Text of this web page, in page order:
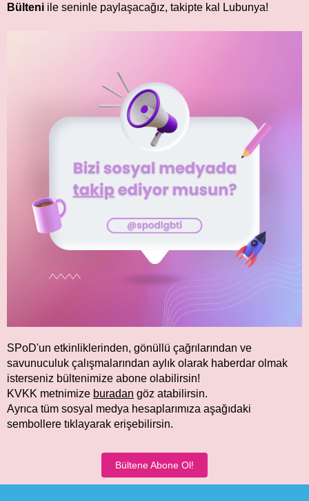
Bülteni ile seninle paylaşacağız, takipte kal Lubunya!
SPoD'un etkinliklerinden, gönüllü çağrılarından ve
savunuculuk çalışmalarından aylık olarak haberdar olmak
isterseniz bültenimize abone olabilirsin!
KVKK metnimize buradan göz atabilirsin.
Ayrıca tüm sosyal medya hesaplarımıza aşağıdaki
sembollere tıklayarak erişebilirsin.
Bültene Abone Ol!